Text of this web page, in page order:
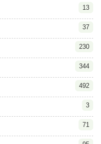
13
37
230
344
492
3
71